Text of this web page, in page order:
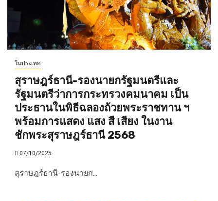
ในประเทศ
สุราษฎร์ธานี-รองนายกรัฐมนตรีและ
รัฐมนตรีว่าการกระทรวงคมนาคม เป็น
ประธานในพิธีฉลองถ้วยพระราชทาน ฯ
พร้อมการแสดง แสง สี เสียง ในงาน
ชักพระสุราษฎร์ธานี 2568
07/10/2025
สุราษฎร์ธานี-รองนายก...